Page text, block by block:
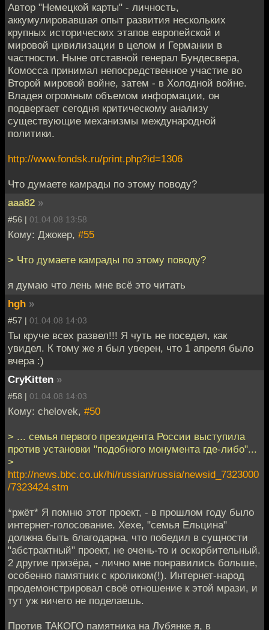
Автор "Немецкой карты" - личность,
аккумулировавшая опыт развития нескольких
крупных исторических этапов европейской и
мировой цивилизации в целом и Германии в
частности. Ныне отставной генерал Бундесвера,
Комосса принимал непосредственное участие во
Второй мировой войне, затем - в Холодной войне.
Владея огромным объемом информации, он
подвергает сегодня критическому анализу
существующие механизмы международной
политики.
http://www.fondsk.ru/print.php?id=1306
Что думаете камрады по этому поводу?
aaa82 »
#56 | 01.04.08 13:58
Кому: Джокер, #55
> Что думаете камрады по этому поводу?
я думаю что лень мне всё это читать
hgh »
#57 | 01.04.08 14:03
Ты круче всех развел!!! Я чуть не поседел, как
увидел. К тому же я был уверен, что 1 апреля было
вчера :)
CryKitten »
#58 | 01.04.08 14:03
Кому: chelovek, #50
> ... семья первого президента России выступила
против установки "подобного монумента где-либо"...
>
http://news.bbc.co.uk/hi/russian/russia/newsid_7323000
/7323424.stm
*ржёт* Я помню этот проект, - в прошлом году было
интернет-голосование. Хехе, "семья Ельцина"
должна быть благодарна, что победил в сущности
"абстрактный" проект, не очень-то и оскорбительный.
2 другие призёра, - лично мне понравились больше,
особенно памятник с кроликом(!). Интернет-народ
продемонстрировал своё отношение к этой мрази, и
тут уж ничего не поделаешь.
Против ТАКОГО памятника на Лубянке я, в